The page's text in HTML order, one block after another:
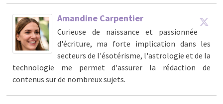
Amandine Carpentier
Curieuse de naissance et passionnée
d'écriture, ma forte implication dans les
secteurs de l'ésotérisme, l'astrologie et de la
technologie me permet d'assurer la rédaction de
contenus sur de nombreux sujets.